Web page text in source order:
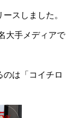
スしました。
大手メディアで
は「コイチロ